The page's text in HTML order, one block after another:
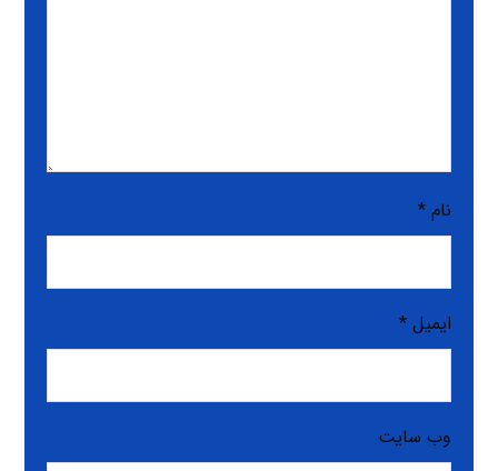
نام*
ایمیل*
وب‌ سایت